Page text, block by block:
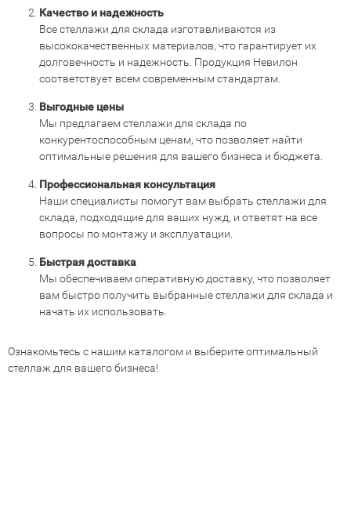
Качество и надежность
Все стеллажи для склада изготавливаются из
высококачественных материалов, что гарантирует их
долговечность и надежность. Продукция Невилон
соответствует всем современным стандартам.
Выгодные цены
Мы предлагаем стеллажи для склада по
конкурентоспособным ценам, что позволяет найти
оптимальные решения для вашего бизнеса и бюджета.
Профессиональная консультация
Наши специалисты помогут вам выбрать стеллажи для
склада, подходящие для ваших нужд, и ответят на все
вопросы по монтажу и эксплуатации.
Быстрая доставка
Мы обеспечиваем оперативную доставку, что позволяет
вам быстро получить выбранные стеллажи для склада и
начать их использовать.
Ознакомьтесь с нашим каталогом и выберите оптимальный
стеллаж для вашего бизнеса!